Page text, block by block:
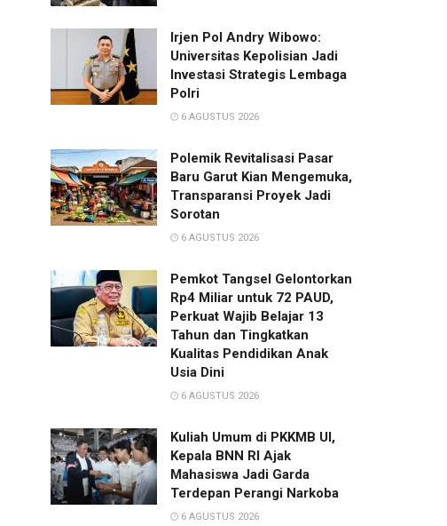
Irjen Pol Andry Wibowo:
Universitas Kepolisian Jadi
Investasi Strategis Lembaga
Polri
6 AGUSTUS 2026
Polemik Revitalisasi Pasar
Baru Garut Kian Mengemuka,
Transparansi Proyek Jadi
Sorotan
6 AGUSTUS 2026
Pemkot Tangsel Gelontorkan
Rp4 Miliar untuk 72 PAUD,
Perkuat Wajib Belajar 13
Tahun dan Tingkatkan
Kualitas Pendidikan Anak
Usia Dini
6 AGUSTUS 2026
Kuliah Umum di PKKMB UI,
Kepala BNN RI Ajak
Mahasiswa Jadi Garda
Terdepan Perangi Narkoba
6 AGUSTUS 2026